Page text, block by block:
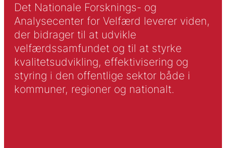
Det Nationale Forsknings- og
Analysecenter for Velfærd leverer viden,
der bidrager til at udvikle
velfærdssamfundet og til at styrke
kvalitetsudvikling, effektivisering og
styring i den offentlige sektor både i
kommuner, regioner og nationalt.